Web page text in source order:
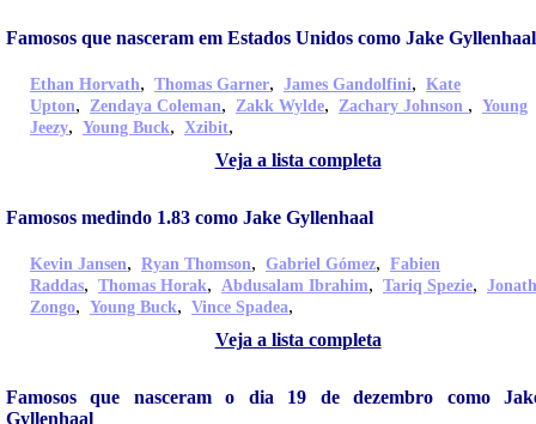
Famosos que nasceram em Estados Unidos como Jake Gyllenhaal
Ethan Horvath, Thomas Garner, James Gandolfini, Kate
Upton, Zendaya Coleman, Zakk Wylde, Zachary Johnson , Young
Jeezy, Young Buck, Xzibit,
Veja a lista completa
Famosos medindo 1.83 como Jake Gyllenhaal
Kevin Jansen, Ryan Thomson, Gabriel Gómez, Fabien
Raddas, Thomas Horak, Abdusalam Ibrahim, Tariq Spezie,
Zongo, Young Buck, Vince Spadea,
Veja a lista completa
Famosos que nasceram o dia 19 de dezembro como
Gyllenhaal